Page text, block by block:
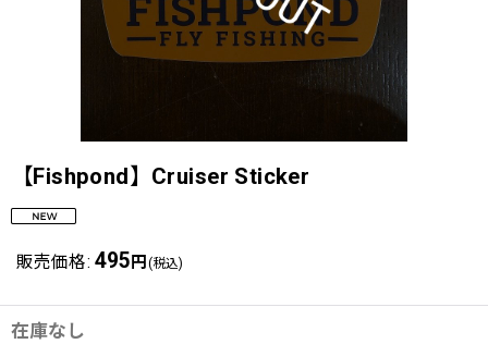
【Fishpond】Cruiser Sticker
販売価格: 495 円 (税込)
在庫なし